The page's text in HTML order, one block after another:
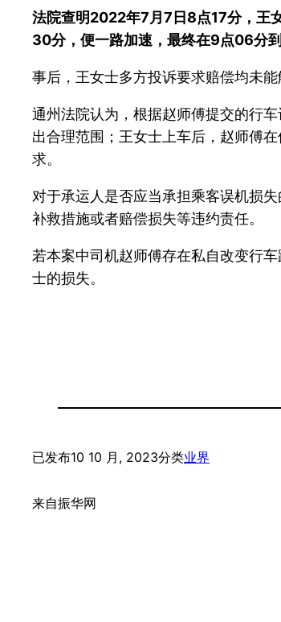
法院查明2022年7月7日8点17分，王
30分，便一路加速，最终在9点06分
事后，王女士多方投诉要求赔偿均未
通州法院认为，根据赵师傅提交的行
出合理范围；王女士上车后，赵师傅
求。
对于承运人是否应当承担乘客误机损
补救措施或者赔偿损失等违约责任。
若本案中司机赵师傅存在私自改变行
士的损失。
已发布10 10 月, 2023分类业界
来自振华网